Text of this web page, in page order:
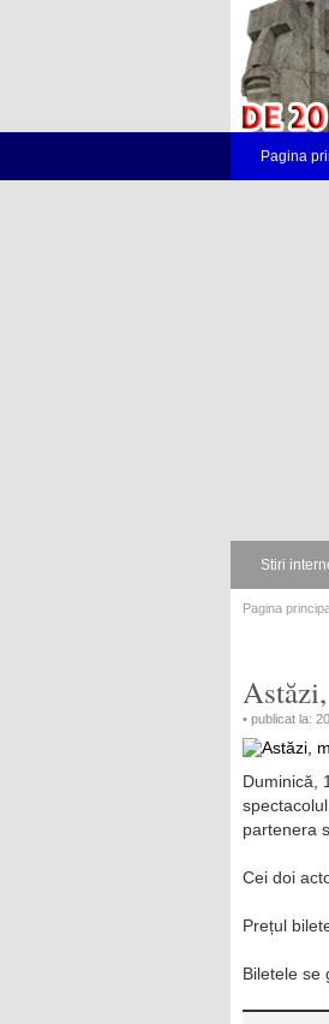
Pagina
Stiri
Pagina
• publicat la:
Duminică,
spectacolul
partenera
Cei doi
Prețul
Biletele se